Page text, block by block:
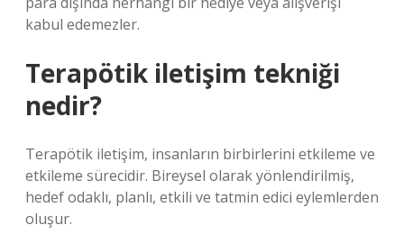
kabul edemezler.
Terapötik iletişim tekniği
nedir?
Terapötik iletişim, insanların birbirlerini etkileme ve
etkileme sürecidir. Bireysel olarak yönlendirilmiş,
hedef odaklı, planlı, etkili ve tatmin edici eylemlerden
oluşur.